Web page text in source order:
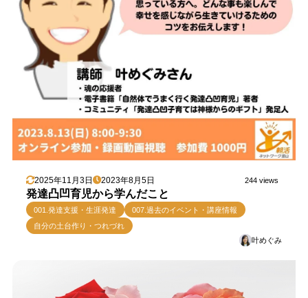
2025年11月3日 2023年8月5日 244 views
発達凸凹育児から学んだこと
001.発達支援・生涯発達
007.過去のイベント・講座情報
自分の土台作り・つれづれ
叶めぐみ